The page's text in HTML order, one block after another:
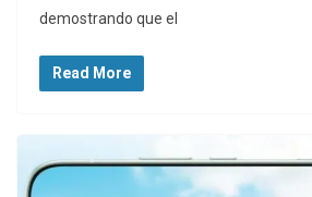
demostrando que el
Read More